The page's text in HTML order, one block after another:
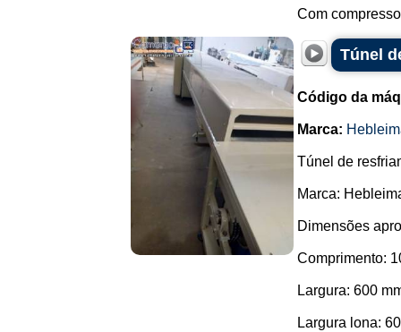
Com
Túnel
Código da
Marca:
Túnel de
Marca:
Dimensões
Comprimento:
Largura: 600
Largura lona: